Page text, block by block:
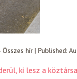
hír| Published:
ki lesz a